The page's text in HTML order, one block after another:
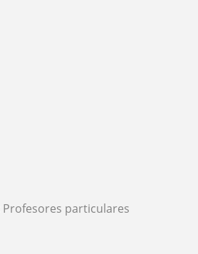
Profesores particulares